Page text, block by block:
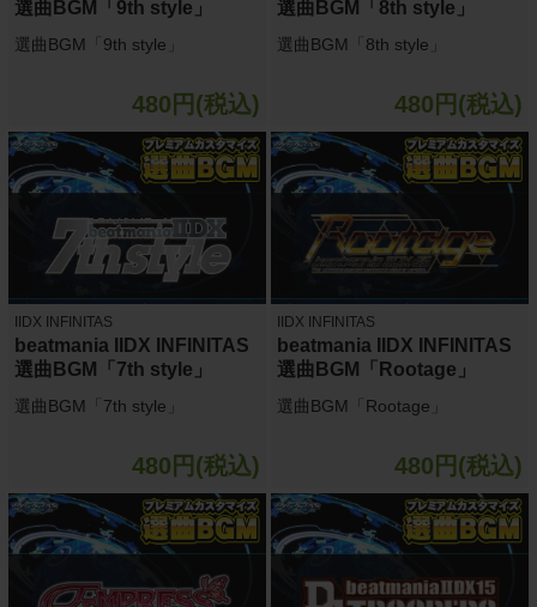
選曲BGM「9th style」
選曲BGM「9th style」
480円(税込)
選曲BGM「8th style」
選曲BGM「8th style」
480円(税込)
IIDX INFINITAS
beatmania IIDX INFINITAS
選曲BGM「7th style」
選曲BGM「7th style」
480円(税込)
IIDX INFINITAS
beatmania IIDX INFINITAS
選曲BGM「Rootage」
選曲BGM「Rootage」
480円(税込)